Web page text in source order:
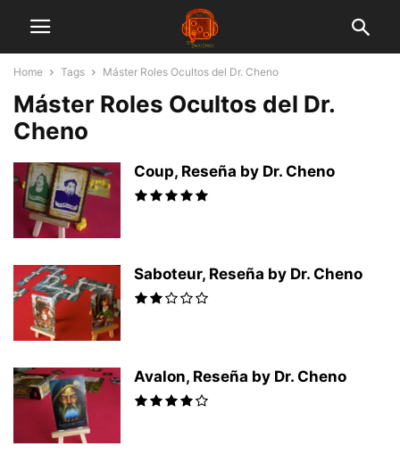
Home Tags Máster Roles Ocultos del Dr. Cheno
Máster Roles Ocultos del Dr.
Cheno
Coup, Reseña by Dr. Cheno
Saboteur, Reseña by Dr. Cheno
Avalon, Reseña by Dr. Cheno